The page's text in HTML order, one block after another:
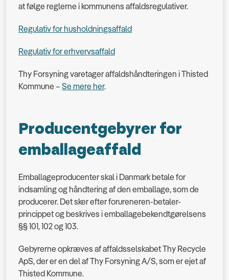
at følge reglerne i kommunens affaldsregulativer.
Regulativ for husholdningsaffald
Regulativ for erhvervsaffald
Thy Forsyning varetager affaldshåndteringen i Thisted
Kommune – Se mere her.
Producentgebyrer for
emballageaffald
Emballageproducenter skal i Danmark betale for
indsamling og håndtering af den emballage, som de
producerer. Det sker efter forureneren-betaler-
princippet og beskrives i emballagebekendtgørelsens
§§ 101, 102 og 103.
Gebyrerne opkræves af affaldsselskabet Thy Recycle
ApS, der er en del af Thy Forsyning A/S, som er ejet af
Thisted Kommune.